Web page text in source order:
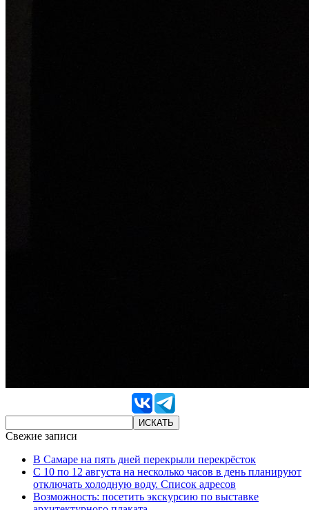
Свежие записи
В Самаре на пять дней перекрыли перекрёсток
С 10 по 12 августа на несколько часов в день планируют
отключать холодную воду. Список адресов
Возможность: посетить экскурсию по выставке